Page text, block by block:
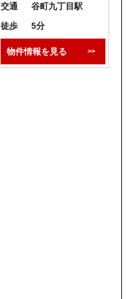
交通
谷町九丁目駅
徒歩
5分
物件情報を見る